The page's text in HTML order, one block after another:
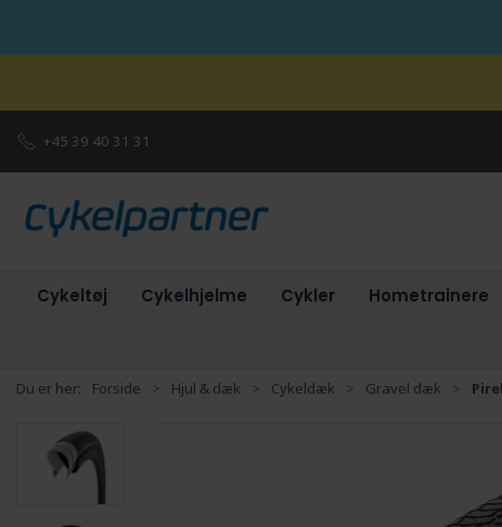
+45 39 40 31 31
Cykeltøj Cykelhjelme Cykler Hometrainere
Du er her: Forside Hjul & dæk Cykeldæk Gravel dæk